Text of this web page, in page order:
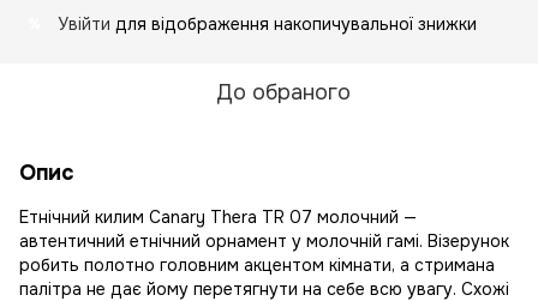
Увійти для відображення накопичувальної знижки
До обраного
Опис
Етнічний килим Canary Thera TR 07 молочний —
автентичний етнічний орнамент у молочній гамі. Візерунок
робить полотно головним акцентом кімнати, а стримана
палітра не дає йому перетягнути на себе всю увагу. Схожі